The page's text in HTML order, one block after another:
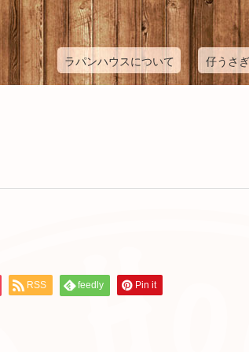
ラパンハウスについて 仔うさ
RSS feedly Pin it